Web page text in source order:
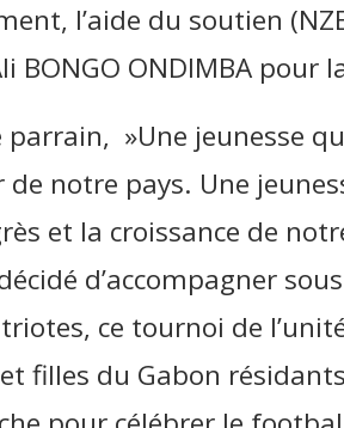
l’aide du soutien
BONGO ONDIMBA
parrain, »Une jeunesse
de notre pays. Une
et la croissance de
d’accompagner
ce tournoi de
filles du Gabon